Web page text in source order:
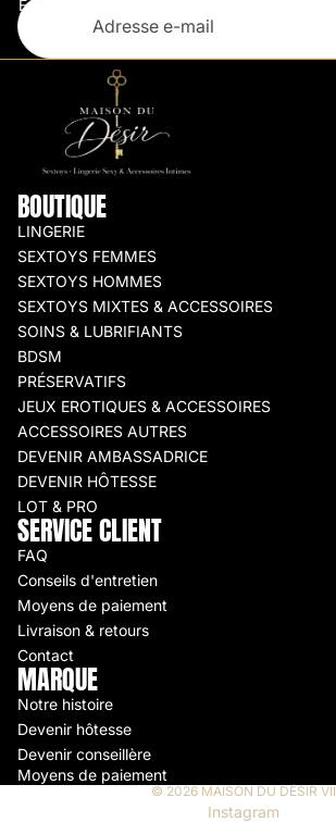
E-mail
BOUTIQUE
LINGERIE
SEXTOYS FEMMES
SEXTOYS HOMMES
SEXTOYS MIXTES & ACCESSOIRES
SOINS & LUBRIFIANTS
BDSM
PRÉSERVATIFS
JEUX EROTIQUES & ACCESSOIRES
ACCESSOIRES AUTRES
DEVENIR AMBASSADRICE
DEVENIR HÔTESSE
LOT & PRO
SERVICE CLIENT
FAQ
Conseils d'entretien
Moyens de paiement
Livraison & retours
Contact
MARQUE
Notre histoire
Devenir hôtesse
Devenir conseillère
Moyens de paiement
© 2026 MAISON DU DÉSIR VII
Instagram